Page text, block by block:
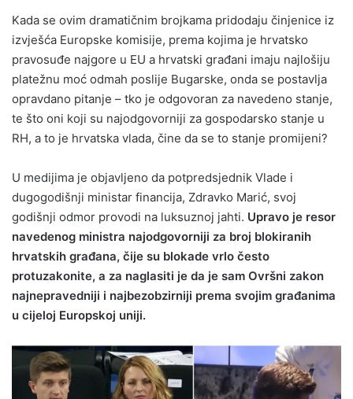
Kada se ovim dramatičnim brojkama pridodaju činjenice iz
izvješća Europske komisije, prema kojima je hrvatsko
pravosuđe najgore u EU a hrvatski građani imaju najlošiju
platežnu moć odmah poslije Bugarske, onda se postavlja
opravdano pitanje – tko je odgovoran za navedeno stanje,
te što oni koji su najodgovorniji za gospodarsko stanje u
RH, a to je hrvatska vlada, čine da se to stanje promijeni?
U medijima je objavljeno da potpredsjednik Vlade i
dugogodišnji ministar financija, Zdravko Marić, svoj
godišnji odmor provodi na luksuznoj jahti. Upravo je resor
navedenog ministra najodgovorniji za broj blokiranih
hrvatskih građana, čije su blokade vrlo često
protuzakonite, a za naglasiti je da je sam Ovršni zakon
najnepravedniji i najbezobzirniji prema svojim građanima
u cijeloj Europskoj uniji.